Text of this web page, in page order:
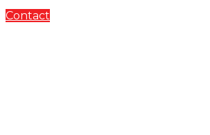
Contact